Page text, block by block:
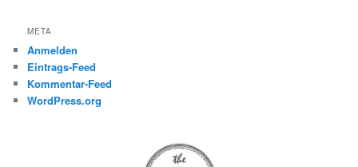
META
Anmelden
Eintrags-Feed
Kommentar-Feed
WordPress.org